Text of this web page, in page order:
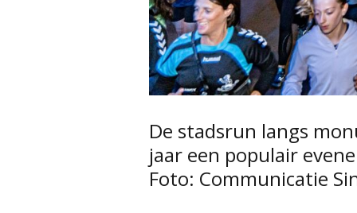
De stadsrun langs
jaar een populair
Foto: Communicatie